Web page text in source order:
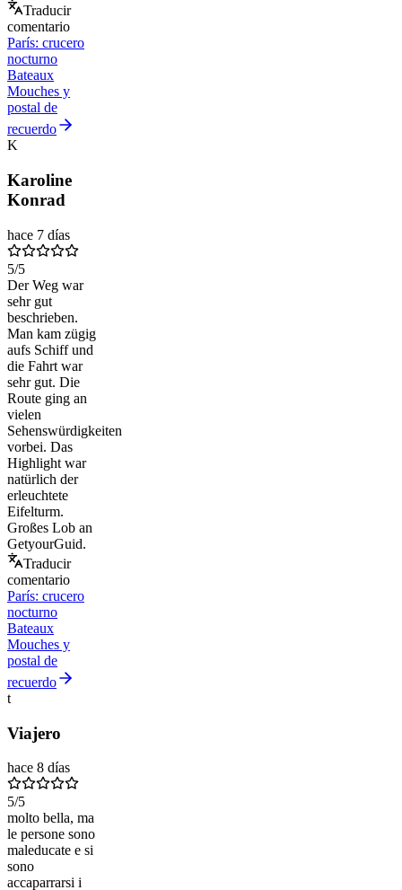
Traducir
comentario
París: crucero
nocturno
Bateaux
Mouches y
postal de
recuerdo
K
Karoline
Konrad
hace 7 días
5/5
Der Weg war
sehr gut
beschrieben.
Man kam zügig
aufs Schiff und
die Fahrt war
sehr gut. Die
Route ging an
vielen
Sehenswürdigkeiten
vorbei. Das
Highlight war
natürlich der
erleuchtete
Eifelturm.
Großes Lob an
GetyourGuid.
Traducir
comentario
París: crucero
nocturno
Bateaux
Mouches y
postal de
recuerdo
t
Viajero
hace 8 días
5/5
molto bella, ma
le persone sono
maleducate e si
sono
accaparrarsi i